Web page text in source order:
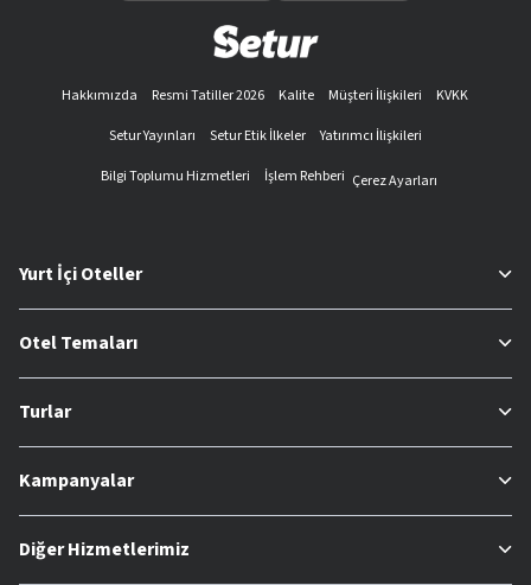
Hakkımızda Resmi Tatiller 2026 Kalite Müşteri İlişkileri
KVKK
Setur Yayınları
Setur Etik İlkeler
Yatırımcı İlişkileri
Bilgi Toplumu Hizmetleri
İşlem Rehberi Çerez Ayarları
Yurt İçi Oteller
Otel Temaları
Turlar
Kampanyalar
Diğer Hizmetlerimiz